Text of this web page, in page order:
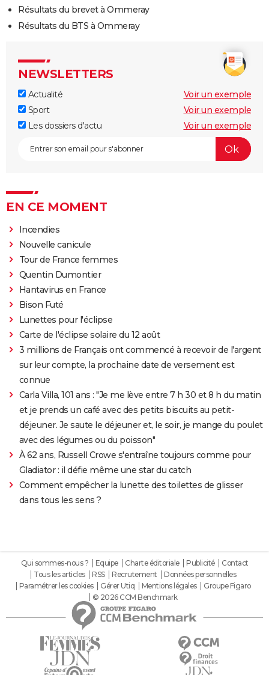
Résultats du brevet à Ommeray
Résultats du BTS à Ommeray
NEWSLETTERS
Actualité
Voir un exemple
Sport
Voir un exemple
Les dossiers d'actu
Voir un exemple
EN CE MOMENT
Incendies
Nouvelle canicule
Tour de France femmes
Quentin Dumontier
Hantavirus en France
Bison Futé
Lunettes pour l'éclipse
Carte de l'éclipse solaire du 12 août
3 millions de Français ont commencé à recevoir de l'argent
sur leur compte, la prochaine date de versement est
connue
Carla Villa, 101 ans : "Je me lève entre 7 h 30 et 8 h du matin
et je prends un café avec des petits biscuits au petit-
déjeuner. Je saute le déjeuner et, le soir, je mange du poulet
avec des légumes ou du poisson"
À 62 ans, Russell Crowe s'entraîne toujours comme pour
Gladiator : il défie même une star du catch
Comment empêcher la lunette des toilettes de glisser
dans tous les sens ?
Qui sommes-nous ? Equipe Charte éditoriale Publicité
Contact
Tous les articles
RSS Recrutement
Données personnelles
Paramétrer les cookies
Gérer Utiq Mentions légales
Groupe Figaro
© 2026 CCM Benchmark